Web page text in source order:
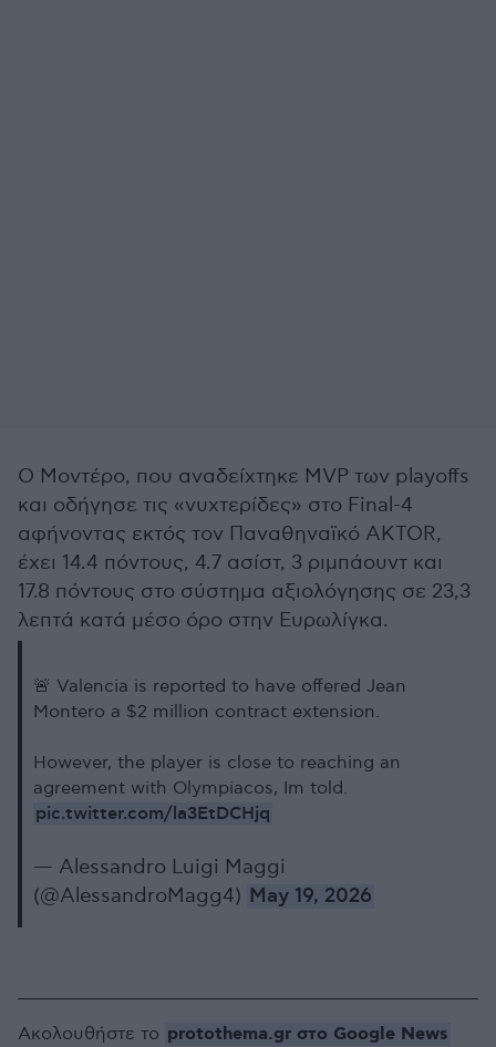
Ο Μοντέρο, που αναδείχτηκε MVP των playoffs
και οδήγησε τις «νυχτερίδες» στο Final-4
αφήνοντας εκτός τον Παναθηναϊκό AKTOR,
έχει 14.4 πόντους, 4.7 ασίστ, 3 ριμπάουντ και
17.8 πόντους στο σύστημα αξιολόγησης σε 23,3
λεπτά κατά μέσο όρο στην Ευρωλίγκα.
🚨 Valencia is reported to have offered Jean
Montero a $2 million contract extension.
However, the player is close to reaching an
agreement with Olympiacos, Im told.
pic.twitter.com/la3EtDCHjq
— Alessandro Luigi Maggi
(@AlessandroMagg4) May 19, 2026
Ακολουθήστε το protothema.gr στο Google News